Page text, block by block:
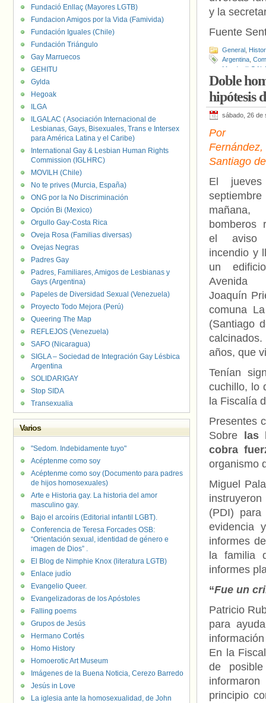
y la
Fuente
General
Argentina
Mundo
Doble
hipótesis
sábado, 26 de
Por
Santiago
El
bomberos
el
incendio y
un
Joaquín
comuna
(Santiago
calcinados.
años, que
Tenían
cuchillo, lo
la Fiscalía
Presentes
Sobre
las
cobra
organismo
Miguel
(PDI)
evidencia
informes
la familia
informes
“Fue un
Patricio
para
En la
de
principio
Fundació Enllaç (Mayores LGTB)
Fundacion Amigos por la Vida (Famivida)
Fundación Iguales (Chile)
Fundación Triángulo
Gay Marruecos
GEHITU
Gylda
Hegoak
ILGA
ILGALAC ( Asociación Internacional de
Lesbianas, Gays, Bisexuales, Trans e Intersex
para América Latina y el Caribe)
International Gay & Lesbian Human Rights
Commission (IGLHRC)
MOVILH (Chile)
No te prives (Murcia, España)
ONG por la No Discriminación
Opción Bi (Mexico)
Orgullo Gay-Costa Rica
Oveja Rosa (Familias diversas)
Ovejas Negras
Padres Gay
Padres, Familiares, Amigos de Lesbianas y
Gays (Argentina)
Papeles de Diversidad Sexual (Venezuela)
Proyecto Todo Mejora (Perú)
Queering The Map
REFLEJOS (Venezuela)
SAFO (Nicaragua)
SIGLA – Sociedad de Integración Gay Lésbica
Argentina
SOLIDARIGAY
Stop SIDA
Transexualia
Varios
"Sedom. Indebidamente tuyo"
Acéptenme como soy
Acéptenme como soy (Documento para padres
de hijos homosexuales)
Arte e Historia gay. La historia del amor
masculino gay.
Bajo el arcoíris (Editorial infantil LGBT).
Conferencia de Teresa Forcades OSB:
“Orientación sexual, identidad de género e
imagen de Dios” .
El Blog de Nimphie Knox (literatura LGTB)
Enlace judío
Evangelio Queer.
Evangelizadoras de los Apóstoles
Falling poems
Grupos de Jesús
Hermano Cortés
Homo History
Homoerotic Art Museum
Imágenes de la Buena Noticia, Cerezo Barredo
Jesús in Love
La iglesia ante la homosexualidad, de John